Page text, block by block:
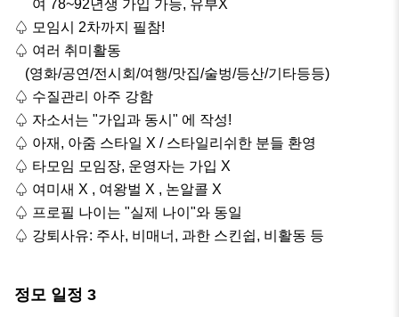
♤ 모임시 2차까지 필참!
♤ 여러 취미활동
♤ 수질관리 아주 강함
♤ 자소서는 "가입과 동시" 에 작성!
♤ 아재, 아줌 스타일 X / 스타일리쉬한 분들 환영
♤ 타모임 모임장, 운영자는 가입 X
♤ 여미새 X , 여왕벌 X , 논알콜 X
♤ 프로필 나이는 "실제 나이"와 동일
♤ 강퇴사유: 주사, 비매너, 과한 스킨쉽, 비활동 등
정모 일정 3